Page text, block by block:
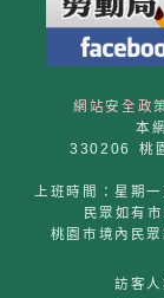
網站安全政
本
330206 桃
上班時間：星期
民眾如有
桃園市境內民
訪客